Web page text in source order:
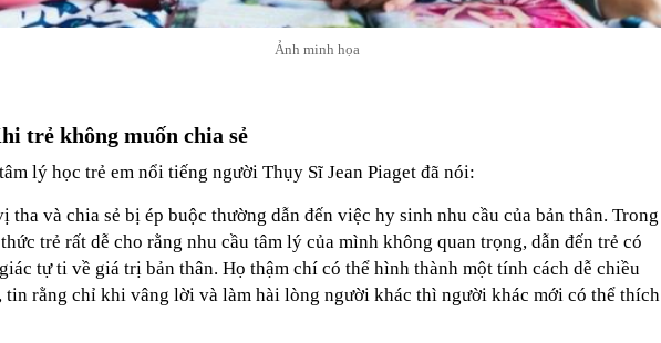
Ảnh minh họa
trẻ không muốn chia sẻ
lý học trẻ em nổi tiếng người Thụy Sĩ Jean Piaget đã nói:
tha và chia sẻ bị ép buộc thường dẫn đến việc hy sinh nhu cầu của bản thân. Trong
trẻ rất dễ cho rằng nhu cầu tâm lý của mình không quan trọng, dẫn đến trẻ có
tự ti về giá trị bản thân. Họ thậm chí có thể hình thành một tính cách dễ chiều
tin rằng chỉ khi vâng lời và làm hài lòng người khác thì người khác mới có thể thích